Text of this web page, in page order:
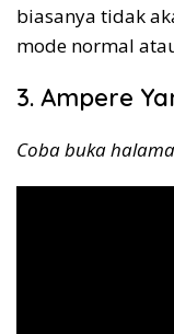
biasanya tidak
mode normal
3. Ampere
Coba buka